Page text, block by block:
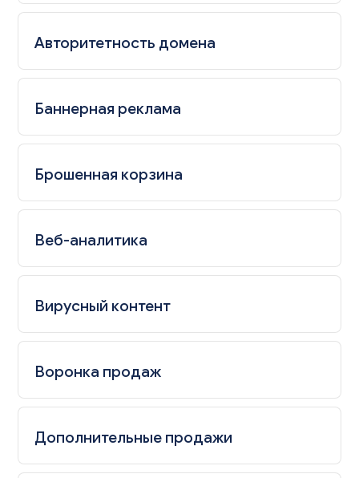
Авторитетность домена
Баннерная реклама
Брошенная корзина
Веб-аналитика
Вирусный контент
Воронка продаж
Дополнительные продажи